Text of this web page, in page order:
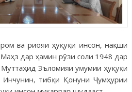
ва риояи ҳуқуқи инсон, нақши
дар ҳамин рӯзи соли 1948 дар
Эъломияи умумии ҳуқуқи
тибқи Қонуни Ҷумҳурии